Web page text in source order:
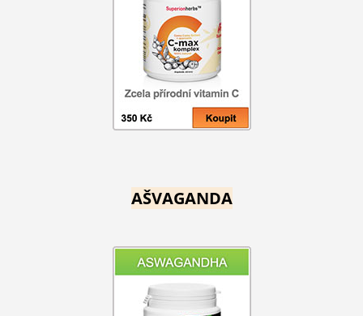
AŠVAGANDA